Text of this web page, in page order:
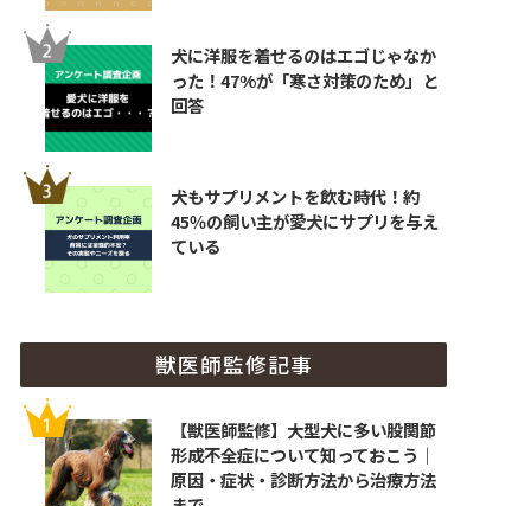
犬に洋服を着せるのはエゴじゃなか
った！47%が「寒さ対策のため」と
回答
犬もサプリメントを飲む時代！約
45％の飼い主が愛犬にサプリを与え
ている
獣医師監修記事
【獣医師監修】大型犬に多い股関節
形成不全症について知っておこう｜
原因・症状・診断方法から治療方法